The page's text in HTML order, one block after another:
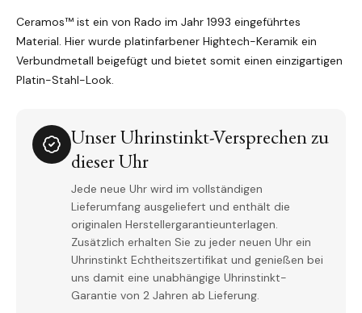
Ceramos™ ist ein von Rado im Jahr 1993 eingeführtes
Material. Hier wurde platinfarbener Hightech-Keramik ein
Verbundmetall beigefügt und bietet somit einen einzigartigen
Platin-Stahl-Look.
Unser Uhrinstinkt-Versprechen zu
dieser Uhr
Jede neue Uhr wird im vollständigen
Lieferumfang ausgeliefert und enthält die
originalen Herstellergarantieunterlagen.
Zusätzlich erhalten Sie zu jeder neuen Uhr ein
Uhrinstinkt Echtheitszertifikat und genießen bei
uns damit eine unabhängige Uhrinstinkt-
Garantie von 2 Jahren ab Lieferung.